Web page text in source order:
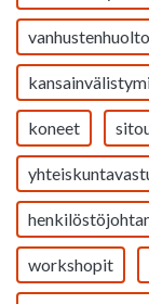
vanhustenhuolto
koneet
workshopit